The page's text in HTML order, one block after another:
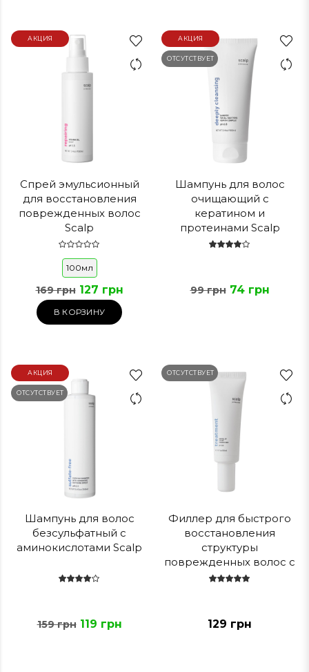
АКЦИЯ
Спрей эмульсионный
для восстановления
поврежденных волос
Scalp
100мл
169 грн 127 грн
В КОРЗИНУ
АКЦИЯ
ОТСУТСТВУЕТ
Шампунь для волос
очищающий с
кератином и
протеинами Scalp
99 грн 74 грн
АКЦИЯ
ОТСУТСТВУЕТ
Шампунь для волос
безсульфатный с
аминокислотами Scalp
159 грн 119 грн
ОТСУТСТВУЕТ
Филлер для быстрого
восстановления
структуры
поврежденных волос с
гиалуроновой кислотой
129 грн